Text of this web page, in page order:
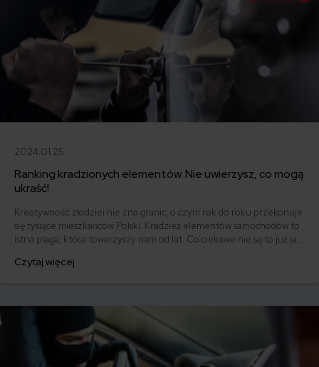
2024.01.25
Ranking kradzionych elementów. Nie uwierzysz, co mogą
ukraść!
Kreatywność złodziei nie zna granic, o czym rok do roku przekonuje
się tysiące mieszkańców Polski. Kradzież elementów samochodów to
istna plaga, która towarzyszy nam od lat. Co ciekawe nie są to już jak
ranking!
Czytaj więcej